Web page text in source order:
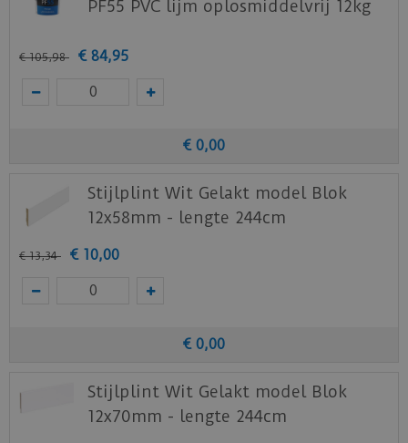
Download hier de leg instructie.
Benieuwd hoe deze nieuwe vloer eruit ziet bij je
een staal op van deze vloer bij Quick-
PF55 PVC lijm oplosmiddelvrij 12kg
€ 105,98 € 84,95
€ 0,00
Stijlplint Wit Gelakt model Blok
12x58mm - lengte 244cm
€ 13,34 € 10,00
€ 0,00
Stijlplint Wit Gelakt model Blok
12x70mm - lengte 244cm